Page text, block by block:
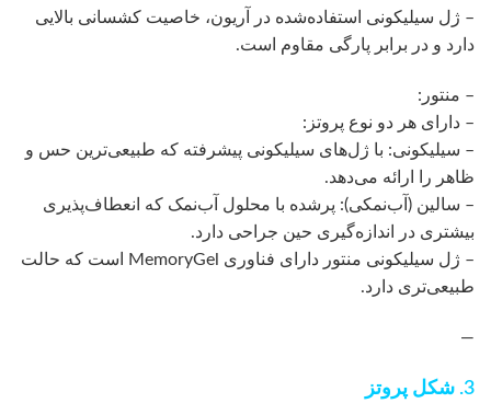
– ژل سیلیکونی استفاده‌شده در آریون، خاصیت کشسانی بالایی
دارد و در برابر پارگی مقاوم است.
– منتور:
– دارای هر دو نوع پروتز:
– سیلیکونی: با ژل‌های سیلیکونی پیشرفته که طبیعی‌ترین حس و
ظاهر را ارائه می‌دهد.
– سالین (آب‌نمکی): پرشده با محلول آب‌نمک که انعطاف‌پذیری
بیشتری در اندازه‌گیری حین جراحی دارد.
– ژل سیلیکونی منتور دارای فناوری MemoryGel است که حالت
طبیعی‌تری دارد.
—
3. شکل پروتز